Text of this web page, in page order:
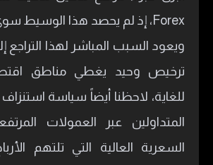
ويعود السبب المباشر لهذا التراجع
ترخيص وحيد يغطي مناطق
للغاية، لاحظنا أيضاً سياسة
المتداولين عبر العمولات
السعرية العالية التي تلتهم